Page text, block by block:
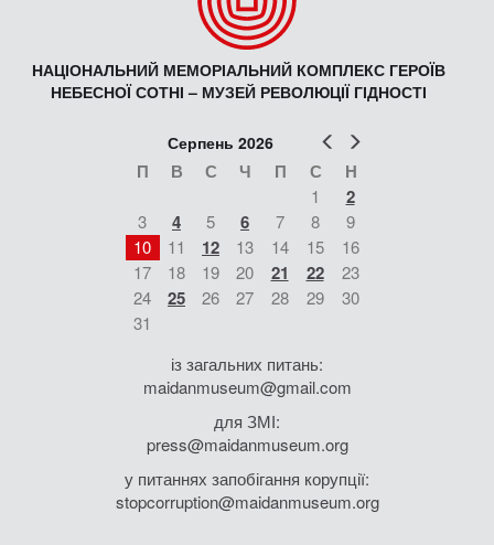
НАЦІОНАЛЬНИЙ МЕМОРІАЛЬНИЙ КОМПЛЕКС ГЕРОЇВ
НЕБЕСНОЇ СОТНІ – МУЗЕЙ РЕВОЛЮЦІЇ ГІДНОСТІ
Попер
Серпень 2026
П В С Ч П С Н
1 2
3 4 5 6 7 8
9
10
11 12 13 14 15
16
17
18 19 20 21 22
23
24
25 26 27 28 29
30
31
із загальних питань:
maidanmuseum@gmail.com
для ЗМІ:
press@maidanmuseum.org
у питаннях запобігання корупції:
stopcorruption@maidanmuseum.org